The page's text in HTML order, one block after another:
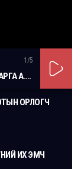
1 /5
ТОМЧУУДААС АСУУЯ #33 ХОТЫН ОРЛОГЧ ДАРГА А.АМАРТҮВШИН
ОРЛОГЧ
ИХ ЭМЧ